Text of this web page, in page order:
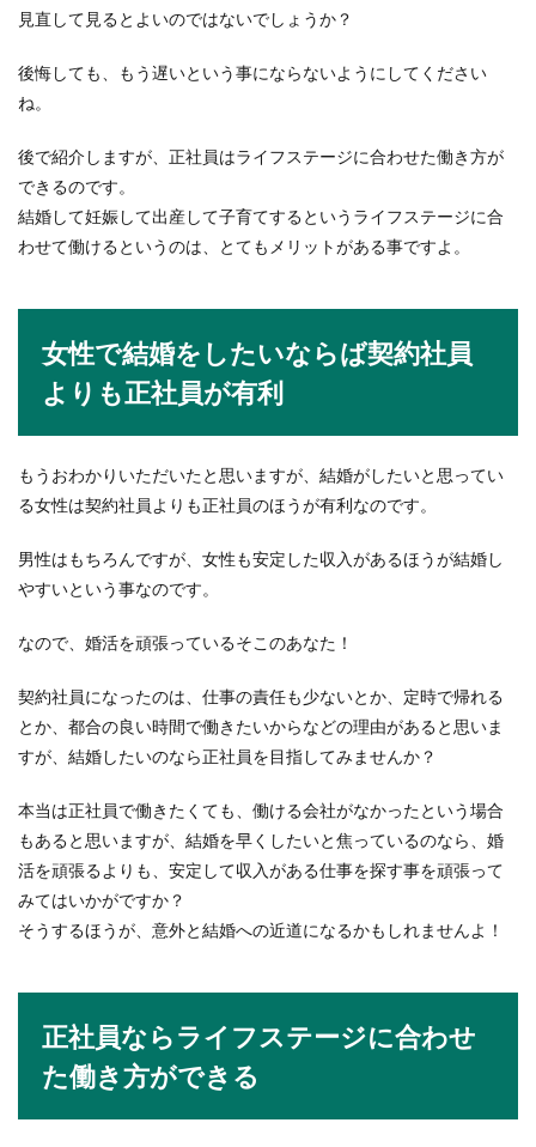
バタフライを速く泳ぐための筋トレ方
水泳の四泳法の中でも、バタフライは背中の筋肉
筋を...
お坊さんの修行の内容はやっぱり厳し
い？一日の流れとは
お坊さんの修行は厳しいものだと一般的には言わ
れていますが、その修行内容がどんなものなのか
気になります...
見直して見るとよいのではないでしょうか？
後悔しても、もう遅いという事にならないようにしてください
ね。
後で紹介しますが、正社員はライフステージに合わせた働き方が
できるのです。
結婚して妊娠して出産して子育てするというライフステージに合
わせて働けるというのは、とてもメリットがある事ですよ。
女性で結婚をしたいならば契約社員
よりも正社員が有利
もうおわかりいただいたと思いますが、結婚がしたいと思ってい
る女性は契約社員よりも正社員のほうが有利なのです。
男性はもちろんですが、女性も安定した収入があるほうが結婚し
やすいという事なのです。
なので、婚活を頑張っているそこのあなた！
契約社員になったのは、仕事の責任も少ないとか、定時で帰れる
とか、都合の良い時間で働きたいからなどの理由があると思いま
すが、結婚したいのなら正社員を目指してみませんか？
本当は正社員で働きたくても、働ける会社がなかったという場合
もあると思いますが、結婚を早くしたいと焦っているのなら、婚
活を頑張るよりも、安定して収入がある仕事を探す事を頑張って
みてはいかがですか？
そうするほうが、意外と結婚への近道になるかもしれませんよ！
正社員ならライフステージに合わせ
た働き方ができる